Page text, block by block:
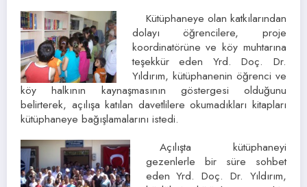
Kütüphaneye olan katkılarından
dolayı öğrencilere, proje
koordinatörüne ve köy muhtarına
teşekkür eden Yrd. Doç. Dr.
Yıldırım, kütüphanenin öğrenci ve
köy halkının kaynaşmasının göstergesi olduğunu
belirterek, açılışa katılan davetlilere okumadıkları kitapları
kütüphaneye bağışlamalarını istedi.
Açılışta kütüphaneyi
gezenlerle bir süre sohbet
eden Yrd. Doç. Dr. Yıldırım,